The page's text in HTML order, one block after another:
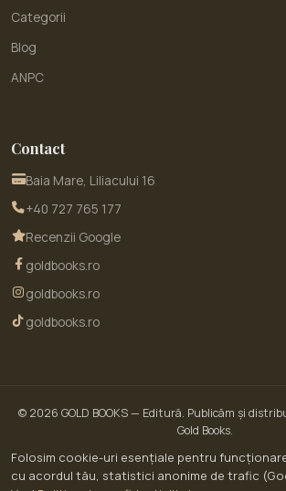
Categorii
Blog
ANPC
Contact
Baia Mare, Liliacului 16
+40 727 765 177
Recenzii Google
goldbooks.ro
goldbooks.ro
goldbooks.ro
© 2026 GOLD BOOKS— Editură. Publicăm și
Gold Books.
© 2026 GoldBooks · un serviciu WOW SITE EXPERT SRL
Liliacului nr. 16, Baia Mare, jud.
Folosim cookie-uri esențiale pentru
cu acordul tău, statistici anonime de trafic